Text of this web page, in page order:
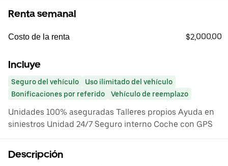
Renta semanal
Costo de la renta $2,000.00
Incluye
Seguro del vehículo
Uso ilimitado del vehículo
Bonificaciones por referido
Vehículo de reemplazo
Unidades 100% aseguradas Talleres propios Ayuda en
siniestros Unidad 24/7 Seguro interno Coche con GPS
Descripción